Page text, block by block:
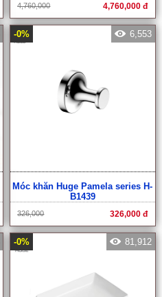
4,760,000 4,760,000 đ
-0% 6,553
Móc khăn Huge Pamela series H-
B1439
326,000 326,000 đ
-0% 81,912